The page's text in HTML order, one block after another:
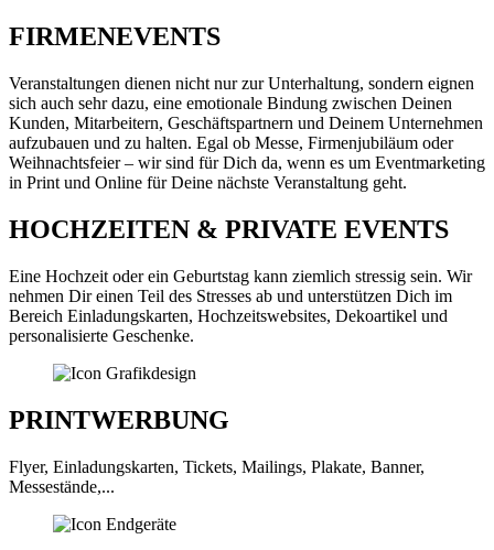
FIRMENEVENTS
Veranstaltungen dienen nicht nur zur Unterhaltung, sondern eignen
sich auch sehr dazu, eine emotionale Bindung zwischen Deinen
Kunden, Mitarbeitern, Geschäftspartnern und Deinem Unternehmen
aufzubauen und zu halten. Egal ob Messe, Firmenjubiläum oder
Weihnachtsfeier – wir sind für Dich da, wenn es um Eventmarketing
in Print und Online für Deine nächste Veranstaltung geht.
HOCHZEITEN & PRIVATE EVENTS
Eine Hochzeit oder ein Geburtstag kann ziemlich stressig sein. Wir
nehmen Dir einen Teil des Stresses ab und unterstützen Dich im
Bereich Einladungskarten, Hochzeitswebsites, Dekoartikel und
personalisierte Geschenke.
PRINTWERBUNG
Flyer, Einladungskarten, Tickets, Mailings, Plakate, Banner,
Messestände,...